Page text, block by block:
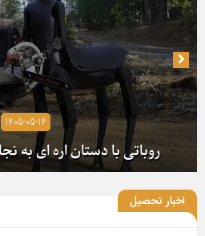
1405-05-14
روباتی با دستان اره ای به
اخبار تحصیل